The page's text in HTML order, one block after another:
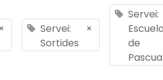
×
Servei:
Sortides
×
Servei:
de
Pascua